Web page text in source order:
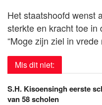
Het staatshoofd wenst
sterkte en kracht toe in
“Moge zijn ziel in
Mis dit niet:
S.H. Kisoensingh eerste
van 58 scholen